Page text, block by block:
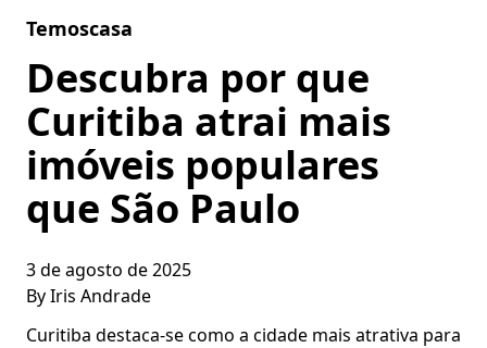
Temoscasa
Descubra por que
Curitiba atrai mais
imóveis populares
que São Paulo
3 de agosto de 2025
ByIris Andrade
Curitiba destaca-se como a cidade mais atrativa para